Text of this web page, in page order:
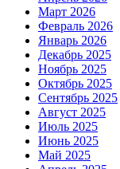
Март 2026
Февраль 2026
Январь 2026
Декабрь 2025
Ноябрь 2025
Октябрь 2025
Сентябрь 2025
Август 2025
Июль 2025
Июнь 2025
Май 2025